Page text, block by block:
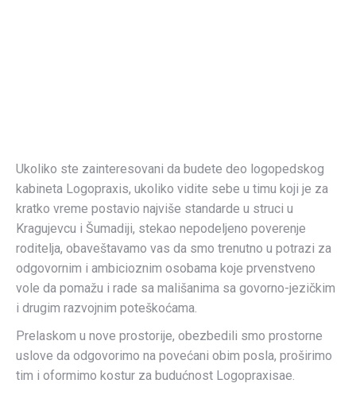
Ukoliko ste zainteresovani da budete deo logopedskog
kabineta Logopraxis, ukoliko vidite sebe u timu koji je za
kratko vreme postavio najviše standarde u struci u
Kragujevcu i Šumadiji, stekao nepodeljeno poverenje
roditelja, obaveštavamo vas da smo trenutno u potrazi za
odgovornim i ambicioznim osobama koje prvenstveno
vole da pomažu i rade sa mališanima sa govorno-jezičkim
i drugim razvojnim poteškoćama.
Prelaskom u nove prostorije, obezbedili smo prostorne
uslove da odgovorimo na povećani obim posla, proširimo
tim i oformimo kostur za budućnost Logopraxisae.